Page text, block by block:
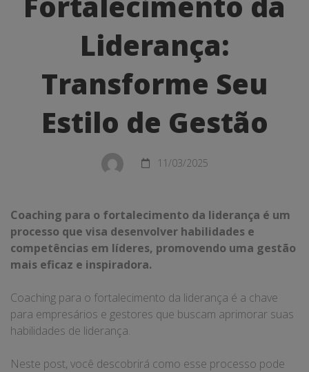
Fortalecimento
Liderança:
Transforme
Gestão
Liderança:
Transforme Seu
Estilo de Gestão
11/03/2025
Coaching para o fortalecimento da liderança é um
processo que visa desenvolver habilidades e
competências em líderes, promovendo uma gestão
mais eficaz e inspiradora.
Coaching para o fortalecimento da liderança é a chave
para empresários e gestores que buscam aprimorar suas
habilidades de liderança.
Neste post, você descobrirá como esse processo pode